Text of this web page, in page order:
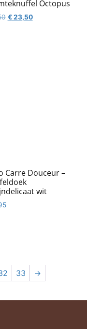
Octopus
Oorspronkelijke
€23,50Huidige
Carre Douceur –
wit
33 →